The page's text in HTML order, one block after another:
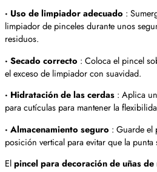
· Uso de limpiador adecuado :
limpiador de pinceles durante unos
residuos.
· Secado correcto : Coloca el pincel
el exceso de limpiador con suavidad.
· Hidratación de las cerdas : Aplica
para cutículas para mantener la
· Almacenamiento seguro : Guarde el
posición vertical para evitar que la punta
Elpincel para decoración de uñas de